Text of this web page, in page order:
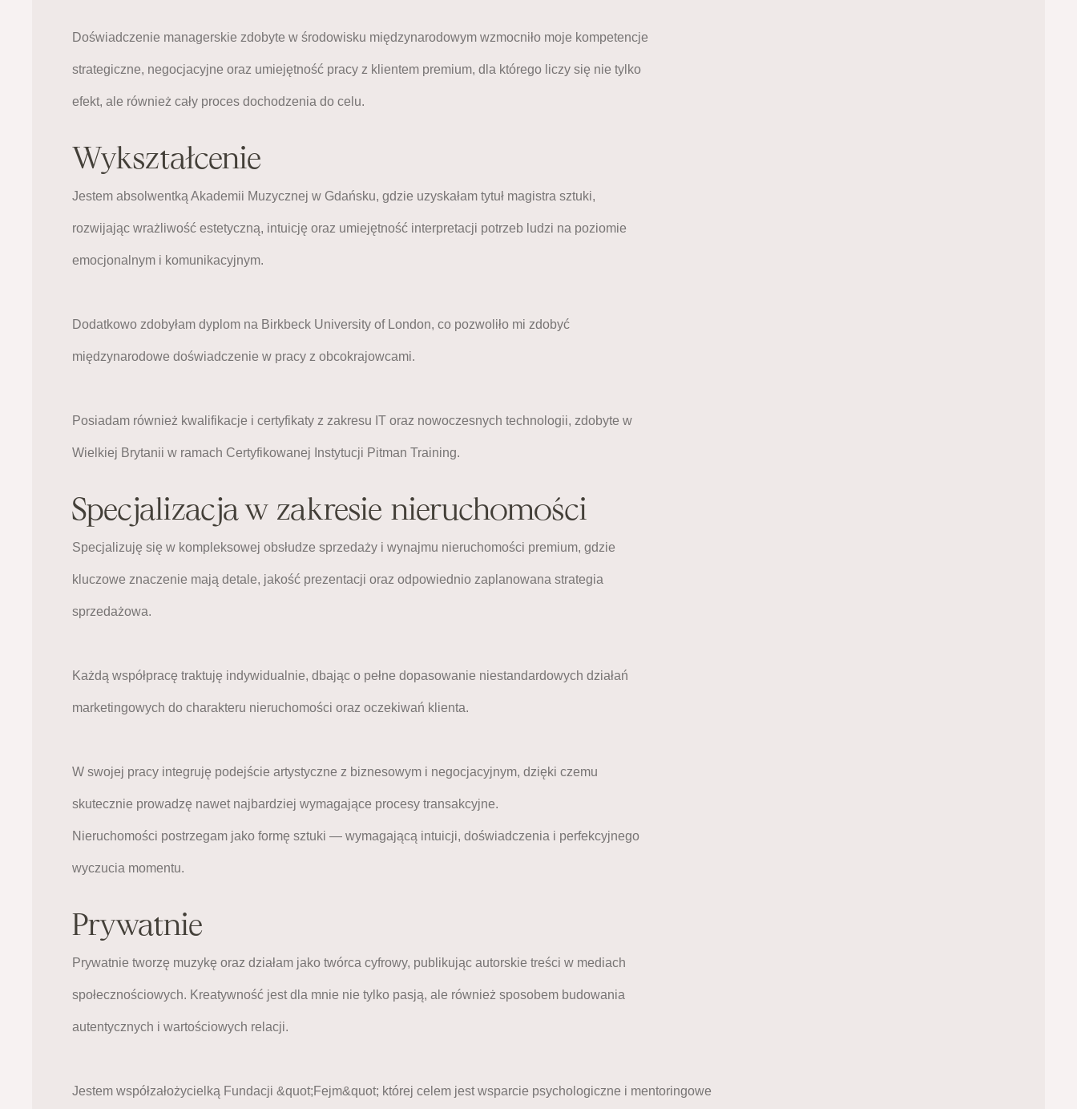
Doświadczenie managerskie zdobyte w środowisku międzynarodowym wzmocniło moje kompetencje
strategiczne, negocjacyjne oraz umiejętność pracy z klientem premium, dla którego liczy się nie tylko
efekt, ale również cały proces dochodzenia do celu.
Wykształcenie
Jestem absolwentką Akademii Muzycznej w Gdańsku, gdzie uzyskałam tytuł magistra sztuki,
rozwijając wrażliwość estetyczną, intuicję oraz umiejętność interpretacji potrzeb ludzi na poziomie
emocjonalnym i komunikacyjnym.
Dodatkowo zdobyłam dyplom na Birkbeck University of London, co pozwoliło mi zdobyć
międzynarodowe doświadczenie w pracy z obcokrajowcami.
Posiadam również kwalifikacje i certyfikaty z zakresu IT oraz nowoczesnych technologii, zdobyte w
Wielkiej Brytanii w ramach Certyfikowanej Instytucji Pitman Training.
Specjalizacja w zakresie nieruchomości
Specjalizuję się w kompleksowej obsłudze sprzedaży i wynajmu nieruchomości premium, gdzie
kluczowe znaczenie mają detale, jakość prezentacji oraz odpowiednio zaplanowana strategia
sprzedażowa.
Każdą współpracę traktuję indywidualnie, dbając o pełne dopasowanie niestandardowych działań
marketingowych do charakteru nieruchomości oraz oczekiwań klienta.
W swojej pracy integruję podejście artystyczne z biznesowym i negocjacyjnym, dzięki czemu
skutecznie prowadzę nawet najbardziej wymagające procesy transakcyjne.
Nieruchomości postrzegam jako formę sztuki — wymagającą intuicji, doświadczenia i perfekcyjnego
wyczucia momentu.
Prywatnie
Prywatnie tworzę muzykę oraz działam jako twórca cyfrowy, publikując autorskie treści w mediach
społecznościowych. Kreatywność jest dla mnie nie tylko pasją, ale również sposobem budowania
autentycznych i wartościowych relacji.
Jestem współzałożycielką Fundacji &quot;Fejm&quot; której celem jest wsparcie psychologiczne i mentoringowe